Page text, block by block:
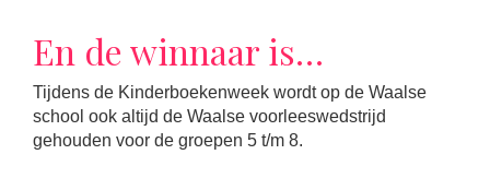
En de winnaar is…
Tijdens de Kinderboekenweek wordt op de Waalse
school ook altijd de Waalse voorleeswedstrijd
gehouden voor de groepen 5 t/m 8.